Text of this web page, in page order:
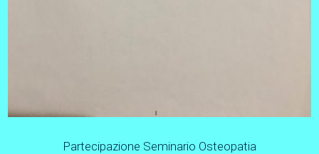
Partecipazione Seminario Osteopatia